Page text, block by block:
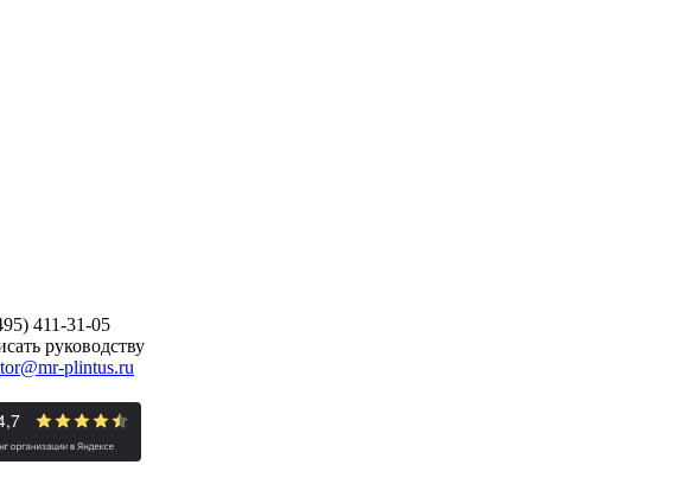
411-31-05
руководству
plintus.ru